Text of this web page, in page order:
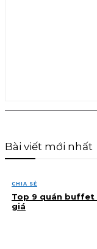
Bài viết mới nhất
CHIA SẺ
Top 9 quán buffet
giá